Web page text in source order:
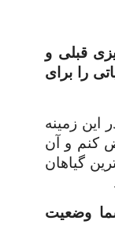
قبلی و
را برای
این زمینه
کنم و آن
گیاهان
وضعیت